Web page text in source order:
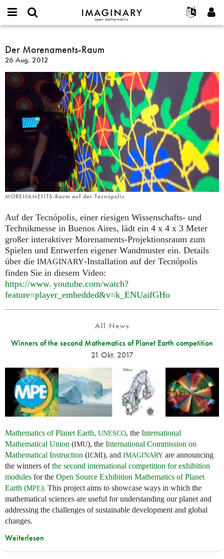
IMAGINARY
open
Français
한국어
Español
Türkçe
Programme
Hands-on
Filme
Texte
Ausstellungen
Mehr...
Projekte
Kontakt
or
username
*
Passwort
Neues Benutzerkonto erstellen
Neues Passwort anfordern
Suche
Der
Morenaments-
Raum
Der Morenaments-Raum
26 Aug. 2012
MORENAMENTS-Raum auf der Tecnópolis
Auf der Tecnópolis, einer riesigen Wissenschafts- und
Technikmesse in Buenos Aires, lädt ein 4 x 4 x 3 Meter
großer interaktiver Morenaments-Projektionsraum zum
Spielen und Entwerfen eigener Wandmuster ein. Details
über die IMAGINARY-Installation auf der Tecnópolis
finden Sie in diesem Video:
https://www. youtube.com/watch?
feature=player_embedded&v=k_ENUaifGHo
All News
Winners of the second Mathematics of Planet Earth competition
21 Okt. 2017
Mathematics of Planet Earth, UNESCO, the International
Mathematical Union (IMU), the International Commission on
Mathematical Instruction (ICMI), and IMAGINARY are announcing
the winners ofthe second international competition for exhibition
modules for the Open Source Exhibition Mathematics of Planet
Earth (MPE). This project aims to showcase ways in which the
mathematical sciences are useful for understanding our planet and
addressing the challenges of sustainable development and global
changes.
Weiterlesen